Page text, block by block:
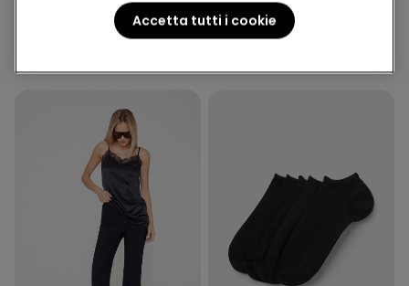
Bikini Slip Alto con Arriccio
Reggiseno Fascia
Imbottita Scollata
Microfibra Riciclata
Accetta tutti i cookie